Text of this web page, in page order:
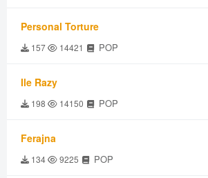
Personal Torture
157 14421 POP
Ile Razy
198 14150 POP
Ferajna
134 9225 POP